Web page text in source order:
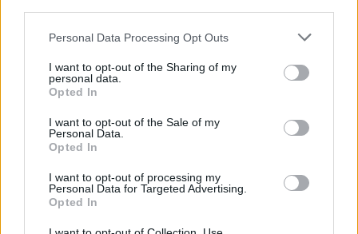
Personal Data Processing Opt Outs
I want to opt-out of the Sharing of my
personal data.
Opted In
I want to opt-out of the Sale of my
Personal Data.
Opted In
I want to opt-out of processing my
Personal Data for Targeted Advertising.
Opted In
avauskierroksella
jyräsi KooKoon Veeti Väisäsen
LIITTYVÄT ARTIKKELIT
Leijonat julkisti ketjut Sveitsi-peliin –
Aleksander Barkov tekee paluun
kaukaloon
Venäläisveskari sekosi Suomen 2.
divisioonassa – sai samasta tilanteesta